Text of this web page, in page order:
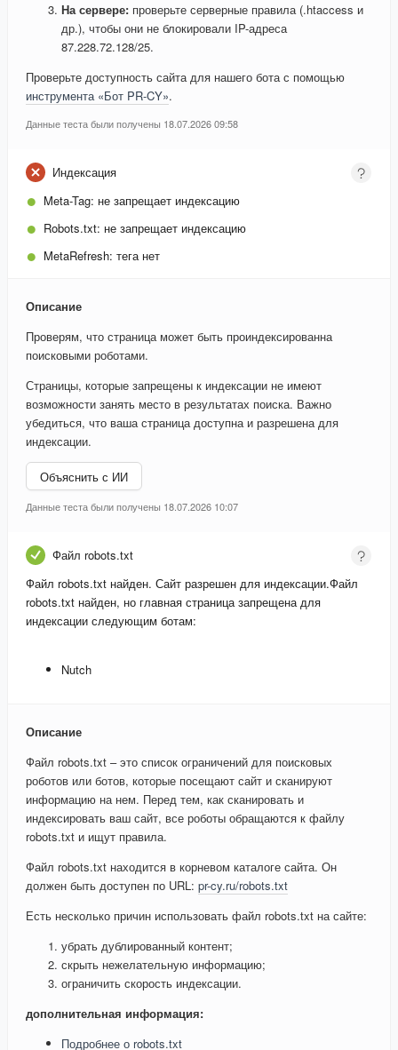
На сервере: проверьте серверные правила (.htaccess и
др.), чтобы они не блокировали IP-адреса
87.228.72.128/25.
Проверьте доступность сайта для нашего бота с помощью
инструмента «Бот PR-CY».
Данные теста были получены 18.07.2026 09:58
Индексация
Meta-Tag: не запрещает индексацию
Robots.txt: не запрещает индексацию
MetaRefresh: тега нет
Описание
Проверям, что страница может быть проиндексированна
поисковыми роботами.
Страницы, которые запрещены к индексации не имеют
возможности занять место в результатах поиска. Важно
убедиться, что ваша страница доступна и разрешена для
индексации.
Объяснить с ИИ
Данные теста были получены 18.07.2026 10:07
Файл robots.txt
Файл robots.txt найден. Сайт разрешен для индексации.Файл
robots.txt найден, но главная страница запрещена для
индексации следующим ботам:
Nutch
Описание
Файл robots.txt – это список ограничений для поисковых
роботов или ботов, которые посещают сайт и сканируют
информацию на нем. Перед тем, как сканировать и
индексировать ваш сайт, все роботы обращаются к файлу
robots.txt и ищут правила.
Файл robots.txt находится в корневом каталоге сайта. Он
должен быть доступен по URL: pr-cy.ru/robots.txt
Есть несколько причин использовать файл robots.txt на сайте:
убрать дублированный контент;
скрыть нежелательную информацию;
ограничить скорость индексации.
дополнительная информация:
Подробнее о robots.txt